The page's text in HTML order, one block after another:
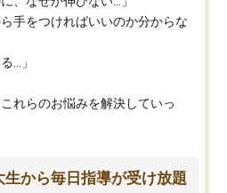
手をつければいいのか分からな
…」
れらのお悩みを解決していっ
から毎日指導が受け放題